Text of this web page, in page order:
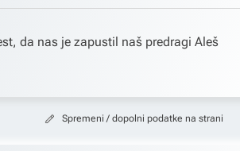
da nas je zapustil naš predragi Aleš
Spremeni / dopolni podatke na strani